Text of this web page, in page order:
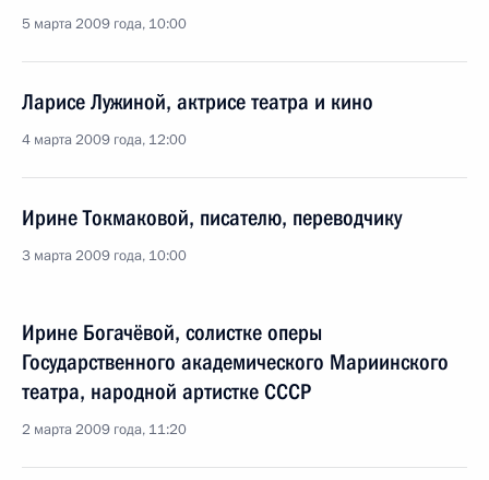
5 марта 2009 года, 10:00
Ларисе Лужиной, актрисе театра и кино
4 марта 2009 года, 12:00
Ирине Токмаковой, писателю, переводчику
3 марта 2009 года, 10:00
Ирине Богачёвой, солистке оперы
Государственного академического Мариинского
театра, народной артистке СССР
2 марта 2009 года, 11:20